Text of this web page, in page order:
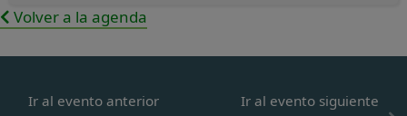
Volver a la agenda
Ir al evento anterior Ir al evento siguiente